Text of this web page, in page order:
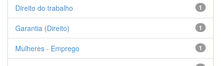
1
Direito do trabalho
1
Garantia (Direito)
1
Mulheres - Emprego